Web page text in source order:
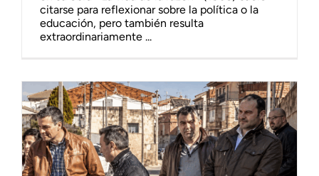
citarse para reflexionar sobre la política o la
educación, pero también resulta
extraordinariamente ...